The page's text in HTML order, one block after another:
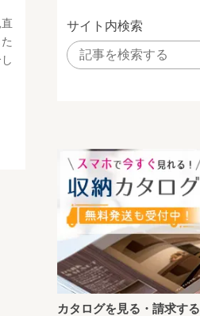
サイト内検索
カタログを見る・請求する